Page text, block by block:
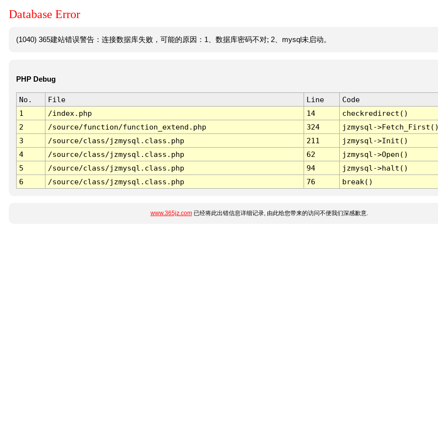
Database Error
(1040) 365建站错误警告：连接数据库失败，可能的原因：1、数据库密码不对; 2、mysql未启动。
PHP Debug
No. File Line
Code
1
/index.php 14
checkredirect()
2
/source/function/function_extend.php 324
jzmysql-
3
/source/class/jzmysql.class.php 211
jzmysql->Init()
4
/source/class/jzmysql.class.php 62
jzmysql->Open()
5
/source/class/jzmysql.class.php 94
jzmysql->halt()
6
/source/class/jzmysql.class.php 76 break()
www.365jz.com已经将此出错信息详细记录, 由此给您带来的访问不便我们深感歉意.